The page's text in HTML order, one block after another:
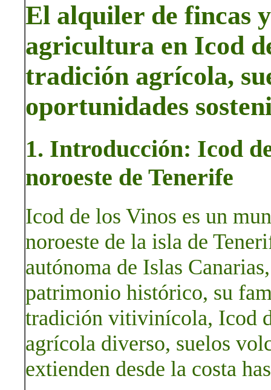
El alquiler de fincas
agricultura en Icod
tradición agrícola,
oportunidades
1. Introducción: Icod
noroeste de Tenerife
Icod de los Vinos es un
noroeste de la isla de
autónoma de Islas
patrimonio histórico, su
tradición vitivinícola, Icod
agrícola diverso, suelos
extienden desde la costa